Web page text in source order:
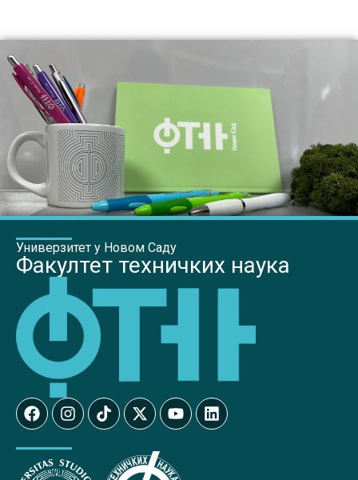
Универзитет у Новом Саду
Факултет техничких наука